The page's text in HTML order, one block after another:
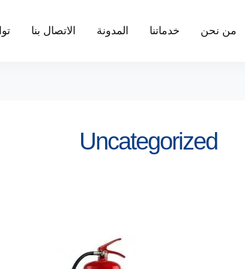
من نحن خدماتنا المدونة الاتصال بنا
Uncategorized